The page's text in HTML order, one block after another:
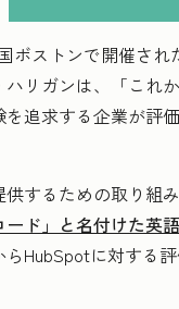
ボストンで開催さ
リガンは、「これ
を追求する企業が評
するための取り組
ード」と名付けた英
HubSpotに対する